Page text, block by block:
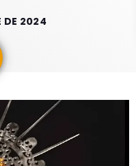
DE 2024